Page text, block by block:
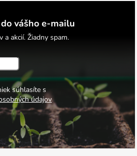
vášho e-mailu
a akcií. Žiadny spam.
súhlasíte s
údajov